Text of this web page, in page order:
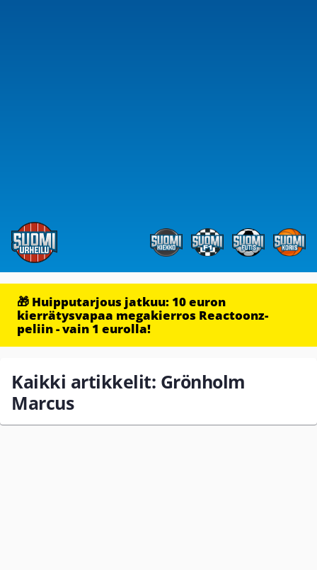
🎁 Huipputarjous jatkuu: 10 euron
kierrätysvapaa megakierros Reactoonz-
peliin - vain 1 eurolla!
Kaikki artikkelit: Grönholm
Marcus